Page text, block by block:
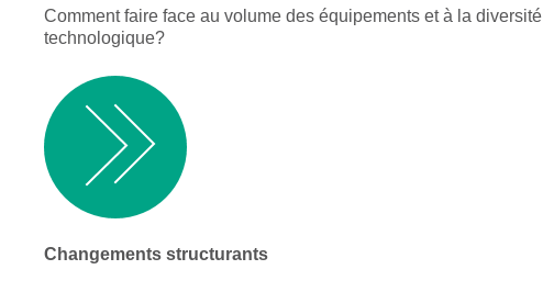
Comment faire face au volume des équipements et à la diversité
technologique?
Changements structurants